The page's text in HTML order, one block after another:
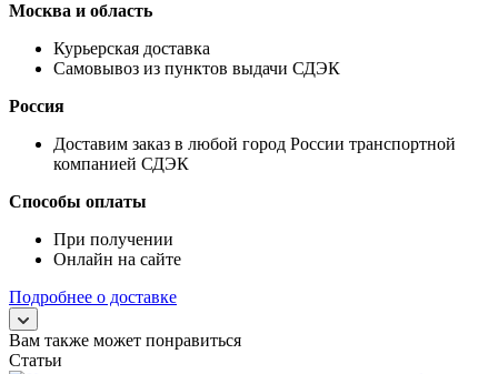
Москва и область
Курьерская доставка
Самовывоз из пунктов выдачи СДЭК
Россия
Доставим заказ в любой город России транспортной
компанией СДЭК
Способы оплаты
При получении
Онлайн на сайте
Подробнее о доставке
Вам также может понравиться
Статьи